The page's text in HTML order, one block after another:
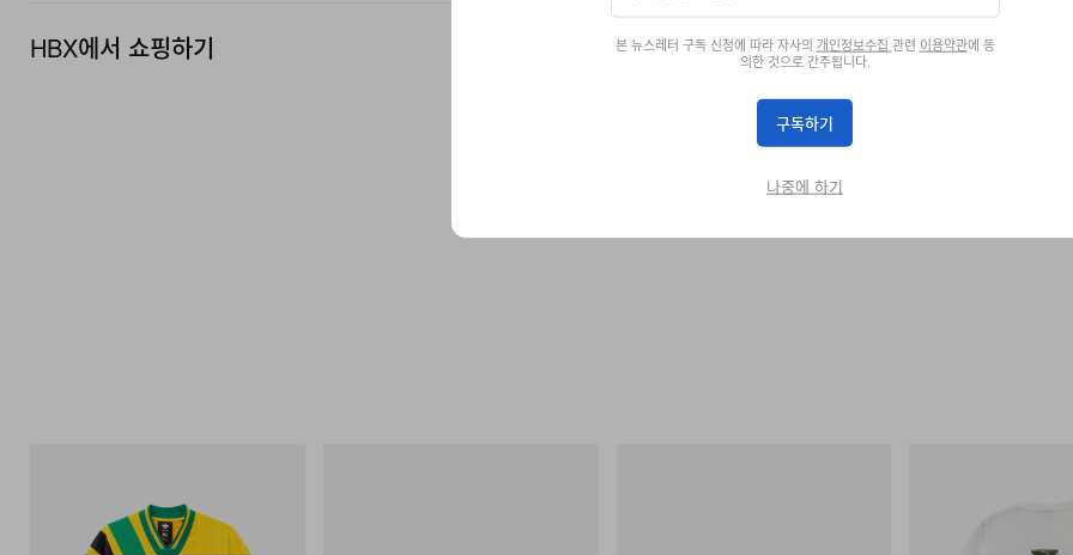
HBX에서 쇼핑하기 본 뉴스레터 구독 신청에 따라 자사의 개인정보수집 관련 이용약관에 동
의한 것으로 간주됩니다.
구독하기
나중에 하기